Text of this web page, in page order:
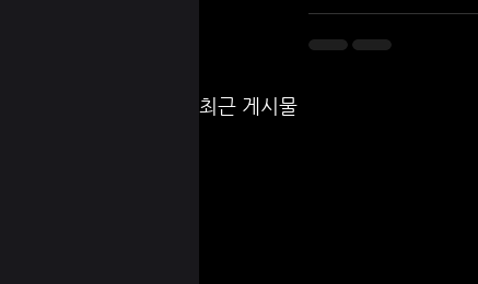
최근 게시물